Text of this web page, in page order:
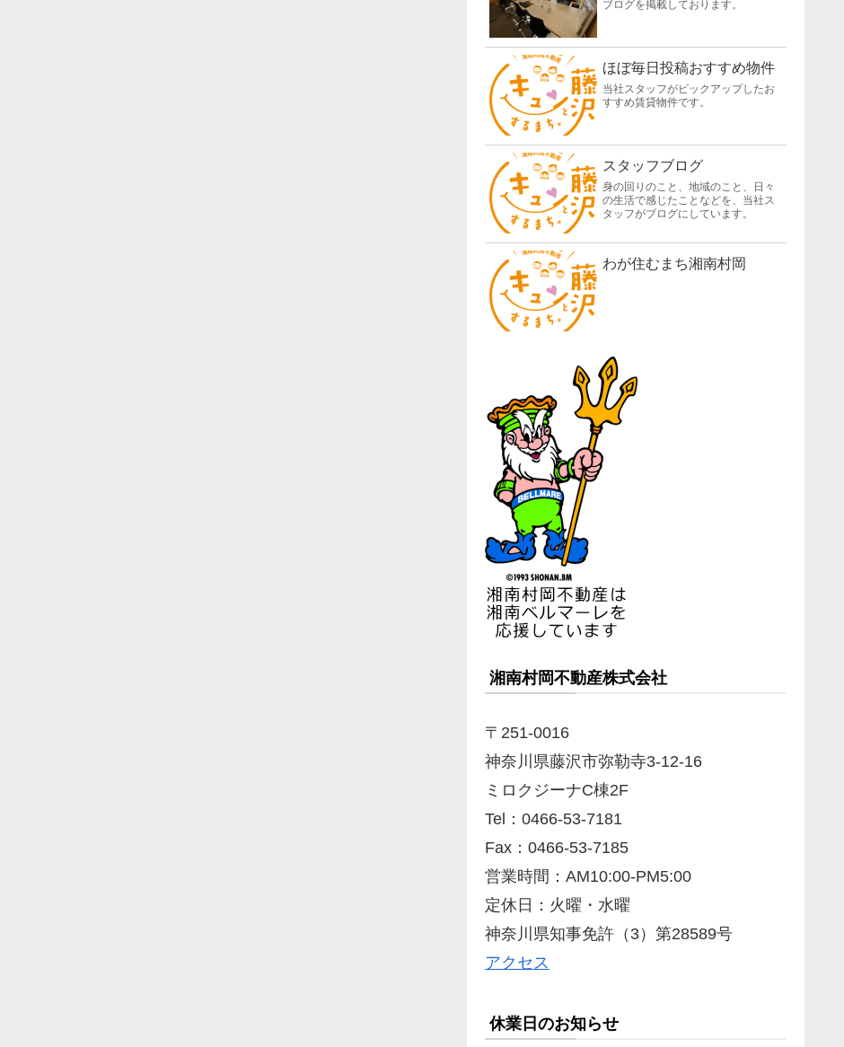
ブログを掲載しております。
ほぼ毎日投稿おすすめ物件
当社スタッフがピックアップしたお
すすめ賃貸物件です。
スタッフブログ
身の回りのこと、地域のこと、日々
の生活で感じたことなどを、当社ス
タッフがブログにしています。
わが住むまち湘南村岡
湘南村岡不動産株式会社
〒251-0016
神奈川県藤沢市弥勒寺3-12-16
ミロクジーナC棟2F
Tel：0466-53-7181
Fax：0466-53-7185
営業時間：AM10:00-PM5:00
定休日：火曜・水曜
神奈川県知事免許（3）第28589号
アクセス
休業日のお知らせ